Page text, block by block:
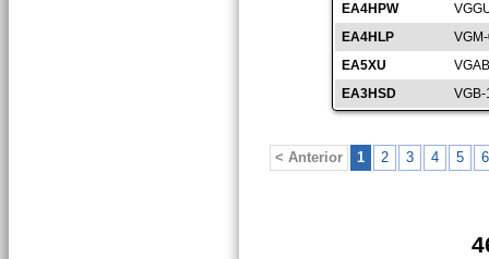
EA4HPW
EA4HLP
EA5XU
EA3HSD
< Anterior 1 2 3 4 5 6